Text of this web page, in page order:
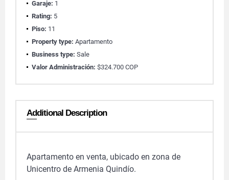
Garaje: 1
Rating: 5
Piso: 11
Property type: Apartamento
Business type: Sale
Valor Administración: $324.700 COP
Additional Description
Apartamento en venta, ubicado en zona de
Unicentro de Armenia Quindío.